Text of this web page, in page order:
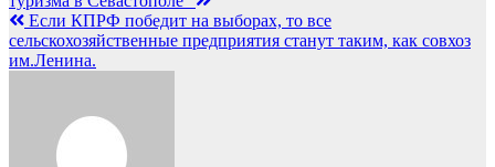
по
записям
Если КПРФ победит на выборах, то все
сельскохозяйственные предприятия станут таким, как совхоз
им.Ленина.